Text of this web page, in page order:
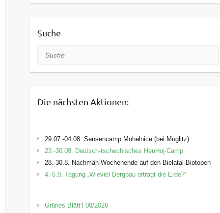
Suche
Suche
Die nächsten Aktionen:
29.07.-04.08. Sensencamp Mohelnice (bei Müglitz)
23.-30.08. Deutsch-tschechisches HeuHoj-Camp
28.-30.8. Nachmäh-Wochenende auf den Bielatal-Biotopen
4.-6.9. Tagung „Wieviel Bergbau erträgt die Erde?“
Grünes Blätt’l 08/2026